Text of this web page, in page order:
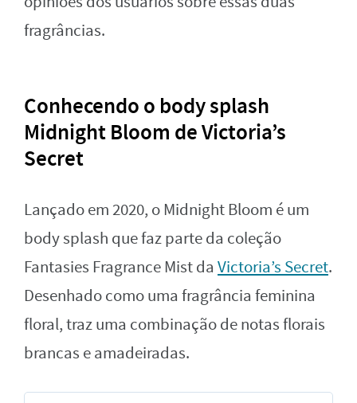
fragrâncias.
Conhecendo o body splash
Midnight Bloom de Victoria’s
Secret
Lançado em 2020, o Midnight Bloom é um
body splash que faz parte da coleção
Fantasies Fragrance Mist da Victoria’s Secret.
Desenhado como uma fragrância feminina
floral, traz uma combinação de notas florais
brancas e amadeiradas.